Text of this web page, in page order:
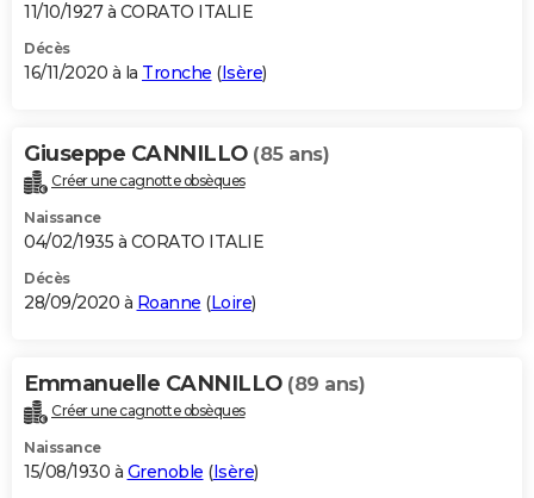
11/10/1927 à CORATO ITALIE
Décès
16/11/2020 à la Tronche (Isère)
Giuseppe CANNILLO (85 ans)
Créer une cagnotte obsèques
Naissance
04/02/1935 à CORATO ITALIE
Décès
28/09/2020 à Roanne (Loire)
Emmanuelle CANNILLO (89 ans)
Créer une cagnotte obsèques
Naissance
15/08/1930 à Grenoble (Isère)